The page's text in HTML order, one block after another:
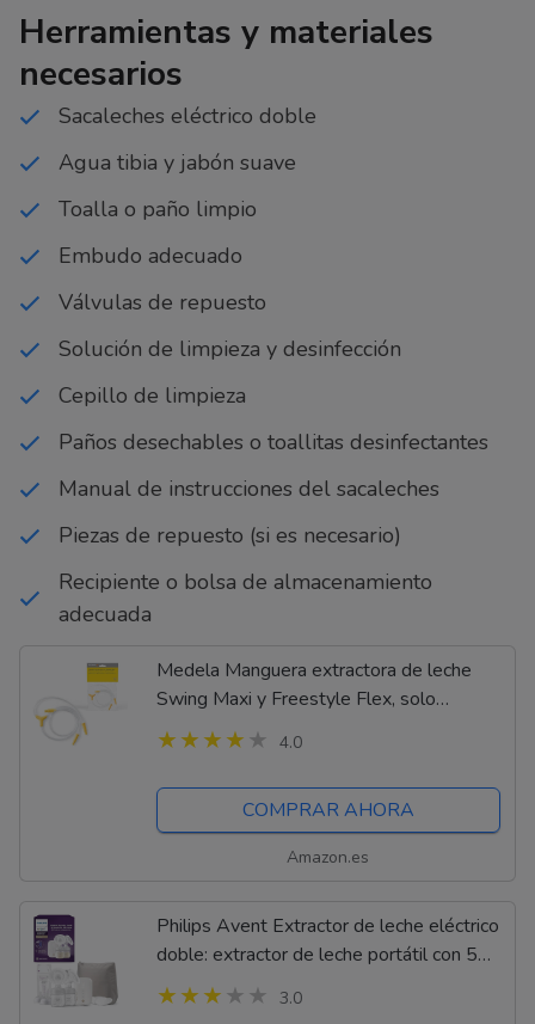
Herramientas y materiales
necesarios
Sacaleches eléctrico doble
Agua tibia y jabón suave
Toalla o paño limpio
Embudo adecuado
Válvulas de repuesto
Solución de limpieza y desinfección
Cepillo de limpieza
Paños desechables o toallitas desinfectantes
Manual de instrucciones del sacaleches
Piezas de repuesto (si es necesario)
Recipiente o bolsa de almacenamiento
adecuada
Medela Manguera extractora de leche
Swing Maxi y Freestyle Flex, solo
compatible con Swing Maxi y Freestyle
Flex
4.0
COMPRAR AHORA
Amazon.es
Philips Avent Extractor de leche eléctrico
doble: extractor de leche portátil con 5
bolsas de almacenamiento de leche
materna, 2 biberones, sin BPA (modelo...
3.0